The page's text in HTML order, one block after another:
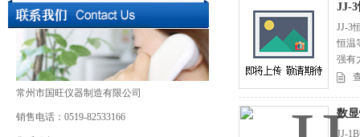
常州市国旺仪器制造有限公司
销售电话：0519-82533166
JJ-
JJ-3
恒温
强有
热的
数
JJ-